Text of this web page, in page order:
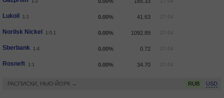
1:2
Lukoil 1:1 0.00% 41.63 27.04
Norilsk Nickel 1:0.1 0.00% 1092.89 27.04
Sberbank 1:4 0.00% 0.72 27.04
Rosneft 1:1 0.00% 34.70 27.04
РАСПИСКИ, НЬЮ-ЙОРК → RUB USD